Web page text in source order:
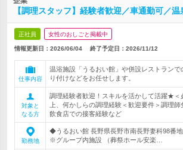
【調理スタッフ】経験者歓迎／車通勤可／
正社員 女性のおしごと掲載中
情報更新日：2026/06/04 終了予定日： 2026/11/12
仕事内容
温浴施設「うるおい館」や併設レストランで
り付けなどをお任せします。
対象と
なる方
調理経験者歓迎！スキルを活かして活躍★＜
上、何かしらの調理経験＜歓迎要件＞調理師
飲食店での接客経験など
勤務地
◆うるおい館 長野県長野市南長野妻科98番
※グループ内施設 （葬祭ホール安楽…